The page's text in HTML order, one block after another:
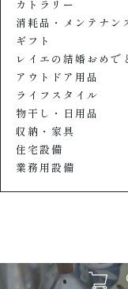
カトラリー
消耗品・メンテナン
ギフト
レイエの結婚おめで
アウトドア用品
ライフスタイル
物干し・日用品
収納・家具
住宅設備
業務用設備